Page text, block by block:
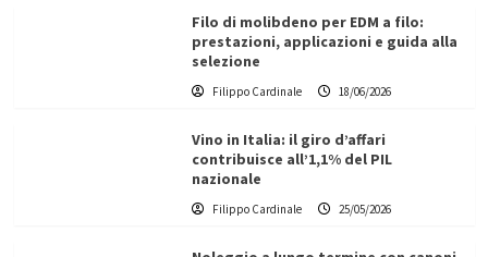
Filo di molibdeno per EDM a filo:
prestazioni, applicazioni e guida alla
selezione
Filippo Cardinale 18/06/2026
Vino in Italia: il giro d’affari
contribuisce all’1,1% del PIL
nazionale
Filippo Cardinale 25/05/2026